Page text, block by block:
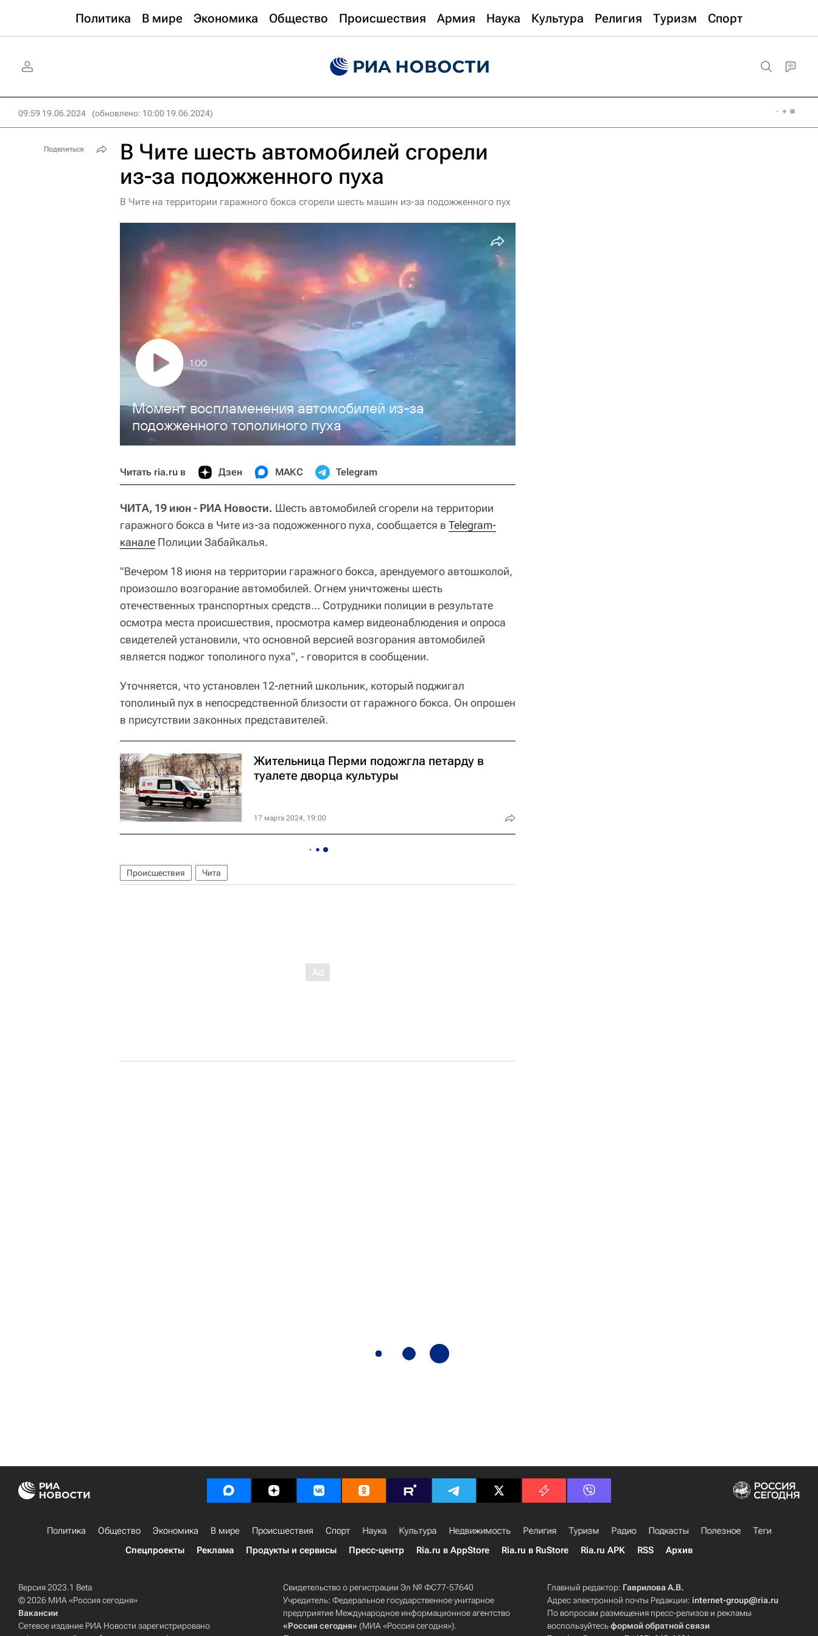
Политика В мире Экономика Общество Происшествия Армия Наука Культура Религия Туризм Спорт
09:59 19.06.2024 (обновлено: 10:00 19.06.2024)
В Чите шесть автомобилей сгорели
из-за подожженного пуха
В Чите на территории гаражного бокса сгорели шесть машин из-за подожженного пух
Момент воспламенения автомобилей из-за
подожженного тополиного пуха
1:00
Читать ria.ru в Дзен МАКС Telegram
ЧИТА, 19 июн - РИА Новости. Шесть автомобилей сгорели на территории
гаражного бокса в Чите из-за подожженного пуха, сообщается в Telegram-
канале Полиции Забайкалья.
"Вечером 18 июня на территории гаражного бокса, арендуемого автошколой,
произошло возгорание автомобилей. Огнем уничтожены шесть
отечественных транспортных средств... Сотрудники полиции в результате
осмотра места происшествия, просмотра камер видеонаблюдения и опроса
свидетелей установили, что основной версией возгорания автомобилей
является поджог тополиного пуха", - говорится в сообщении.
Уточняется, что установлен 12-летний школьник, который поджигал
тополиный пух в непосредственной близости от гаражного бокса. Он опрошен
в присутствии законных представителей.
Жительница Перми подожгла петарду в
туалете дворца культуры
17 марта 2024, 19:00
Происшествия Чита
Поделиться
Политика Общество Экономика В мире Происшествия Спорт Наука Культура Недвижимость Религия Туризм Радио Подкасты Полезное
Теги
Спецпроекты
Реклама Продукты и сервисы Пресс-центр Ria.ru в AppStore Ria.ru в RuStore Ria.ru APK RSS Архив
Версия 2023.1 Beta
© 2026 МИА «Россия сегодня»
Вакансии
Сетевое издание РИА Новости зарегистрировано
Свидетельство о регистрации Эл № ФС77-57640
Учредитель: Федеральное государственное унитарное
предприятие Международное информационное агентство
«Россия сегодня» (МИА «Россия сегодня»).
Главный редактор: Гаврилова А.В.
Адрес электронной почты Редакции:internet-group@ria.ru
По вопросам размещения пресс-релизов и рекламы
воспользуйтесьформой обратной связи